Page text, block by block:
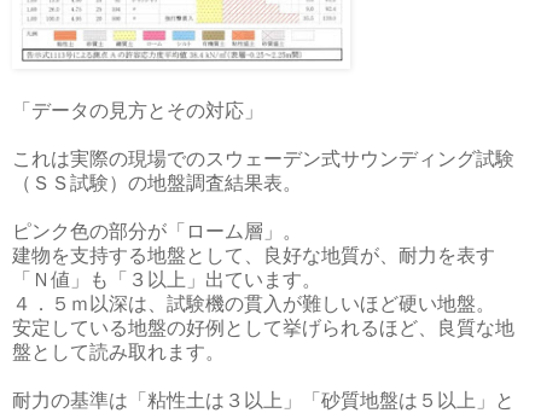
「データの見方とその対応」
これは実際の現場でのスウェーデン式サウンディング試験
（ＳＳ試験）の地盤調査結果表。
ピンク色の部分が「ローム層」。
建物を支持する地盤として、良好な地質が、耐力を表す
「Ｎ値」も「３以上」出ています。
４．５ｍ以深は、試験機の貫入が難しいほど硬い地盤。
安定している地盤の好例として挙げられるほど、良質な地
盤として読み取れます。
耐力の基準は「粘性土は３以上」「砂質地盤は５以上」と